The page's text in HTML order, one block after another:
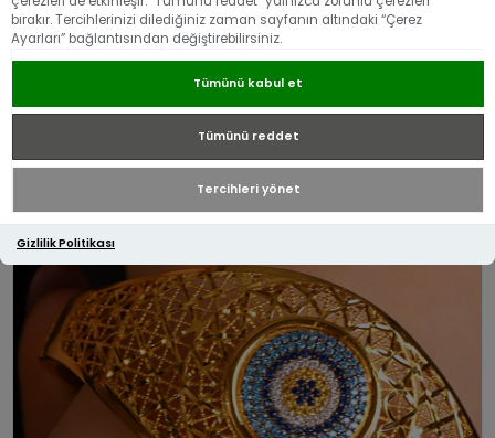
bırakır. Tercihlerinizi dilediğiniz zaman sayfanın altındaki “Çerez
Ayarları” bağlantısından değiştirebilirsiniz.
Tümünü kabul et
Tümünü reddet
Tercihleri yönet
Gizlilik Politikası